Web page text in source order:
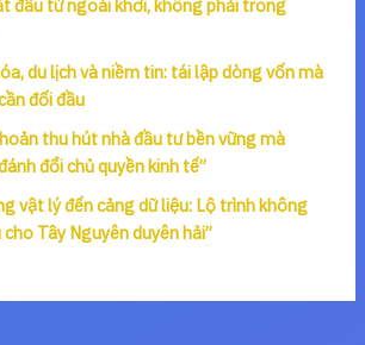
đầu từ ngoài khơi, không phải trong
du lịch và niềm tin: tái lập dòng vốn mà
đối đầu
thu hút nhà đầu tư bền vững mà
đổi chủ quyền kinh tế”
vật lý đến cảng dữ liệu: Lộ trình không
Tây Nguyên duyên hải”